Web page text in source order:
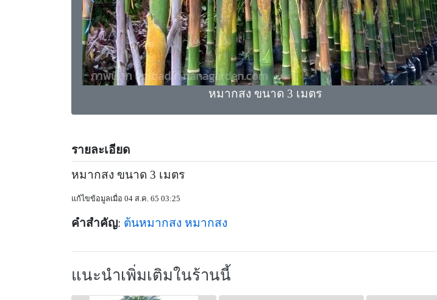
หมากสง ขนาด 3 เมตร
รายละเอียด
หมากสง ขนาด 3 เมตร
แก้ไขข้อมูลเมื่อ 04 ส.ค. 65 03:25
คำสำคัญ: ต้นหมากสง หมากสง
แนะนำเพิ่มเติมในร้านนี้